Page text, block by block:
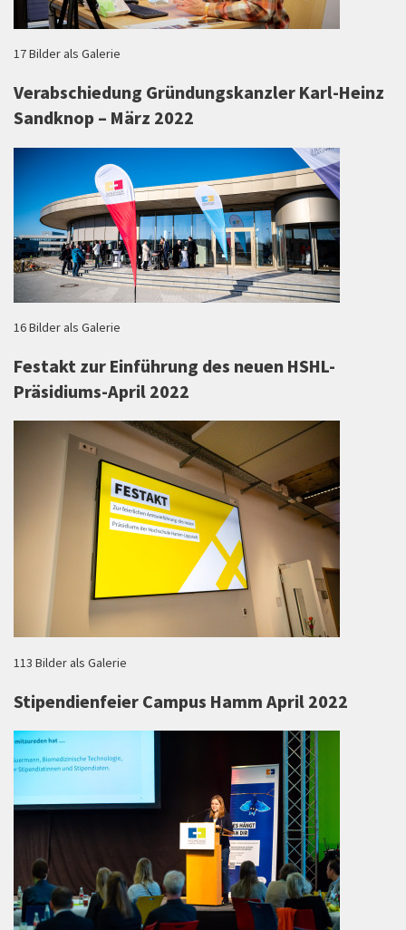
17 Bilder als Galerie
Verabschiedung Gründungskanzler Karl-Heinz
Sandknop – März 2022
16 Bilder als Galerie
Festakt zur Einführung des neuen HSHL-
Präsidiums-April 2022
113 Bilder als Galerie
Stipendienfeier Campus Hamm April 2022